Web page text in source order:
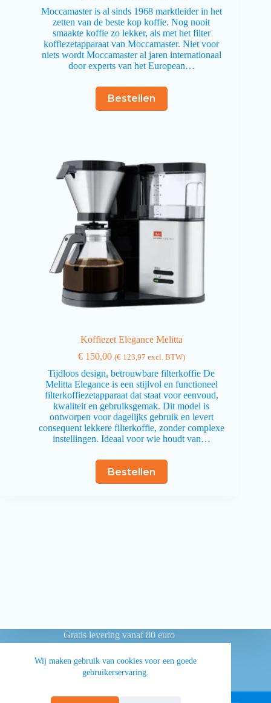
Wij maken gebruik van cookies voor een goede
gebruikerservaring.
Moccamaster is al sinds 1968 marktleider in het
zetten van de beste kop koffie. Nog nooit
smaakte koffie zo lekker, als met het filter
koffiezetapparaat van Moccamaster. Niet voor
niets wordt Moccamaster al jaren internationaal
door experts van het European…
Bestellen
Koffiezet Elegance Melitta
€150,00 (€123,97 excl. BTW)
Tijdloos design, betrouwbare filterkoffie De
Melitta Elegance is een stijlvol en functioneel
filterkoffiezetapparaat dat staat voor eenvoud,
kwaliteit en gebruiksgemak. Dit model is
ontworpen voor dagelijks gebruik en levert
consequent lekkere filterkoffie, zonder complexe
instellingen. Ideaal voor wie houdt van…
Bestellen
Gratis levering vanaf 80 euro
Privacy Algemene voorwaarden